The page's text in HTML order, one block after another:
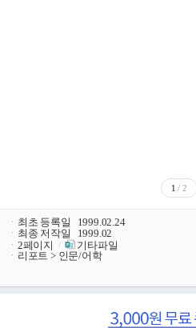
1 / 2
ㆍ 최초 등록일
1999.02.24
ㆍ 최종 저작일
1999.02
ㆍ 2페이지 /
기타파일
ㆍ 리포트 > 인문/어학